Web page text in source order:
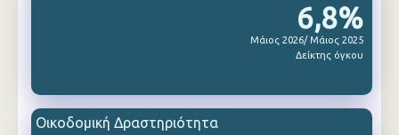
6,8%
Μάιος 2026/ Μάιος 2025
Δείκτης όγκου
Οικοδομική Δραστηριότητα